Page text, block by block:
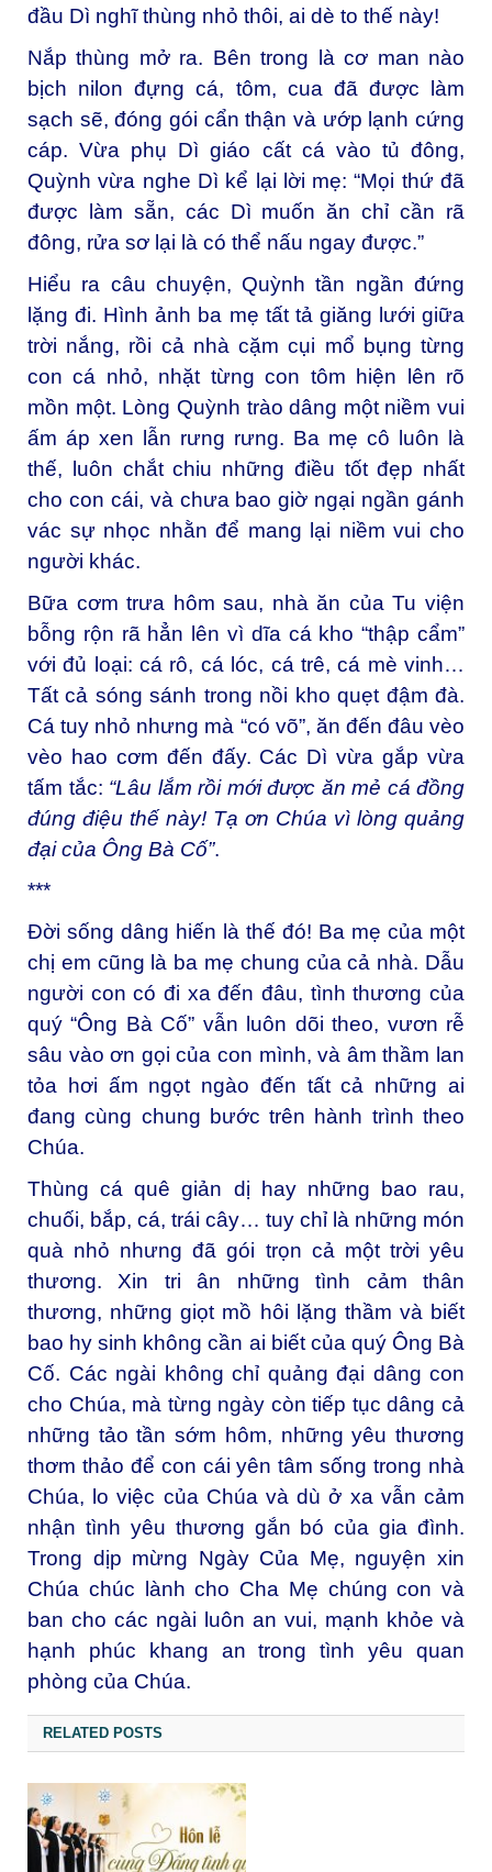
đầu Dì nghĩ thùng nhỏ thôi, ai dè to thế này!
Nắp thùng mở ra. Bên trong là cơ man nào
bịch nilon đựng cá, tôm, cua đã được làm
sạch sẽ, đóng gói cẩn thận và ướp lạnh cứng
cáp. Vừa phụ Dì giáo cất cá vào tủ đông,
Quỳnh vừa nghe Dì kể lại lời mẹ: “Mọi thứ đã
được làm sẵn, các Dì muốn ăn chỉ cần rã
đông, rửa sơ lại là có thể nấu ngay được.”
Hiểu ra câu chuyện, Quỳnh tần ngần đứng
lặng đi. Hình ảnh ba mẹ tất tả giăng lưới giữa
trời nắng, rồi cả nhà cặm cụi mổ bụng từng
con cá nhỏ, nhặt từng con tôm hiện lên rõ
mồn một. Lòng Quỳnh trào dâng một niềm vui
ấm áp xen lẫn rưng rưng. Ba mẹ cô luôn là
thế, luôn chắt chiu những điều tốt đẹp nhất
cho con cái, và chưa bao giờ ngại ngần gánh
vác sự nhọc nhằn để mang lại niềm vui cho
người khác.
Bữa cơm trưa hôm sau, nhà ăn của Tu viện
bỗng rộn rã hẳn lên vì dĩa cá kho “thập cẩm”
với đủ loại: cá rô, cá lóc, cá trê, cá mè vinh…
Tất cả sóng sánh trong nồi kho quẹt đậm đà.
Cá tuy nhỏ nhưng mà “có võ”, ăn đến đâu vèo
vèo hao cơm đến đấy. Các Dì vừa gắp vừa
tấm tắc: “Lâu lắm rồi mới được ăn mẻ cá đồng
đúng điệu thế này! Tạ ơn Chúa vì lòng quảng
đại của Ông Bà Cố”.
***
Đời sống dâng hiến là thế đó! Ba mẹ của một
chị em cũng là ba mẹ chung của cả nhà. Dẫu
người con có đi xa đến đâu, tình thương của
quý “Ông Bà Cố” vẫn luôn dõi theo, vươn rễ
sâu vào ơn gọi của con mình, và âm thầm lan
tỏa hơi ấm ngọt ngào đến tất cả những ai
đang cùng chung bước trên hành trình theo
Chúa.
Thùng cá quê giản dị hay những bao rau,
chuối, bắp, cá, trái cây… tuy chỉ là những món
quà nhỏ nhưng đã gói trọn cả một trời yêu
thương. Xin tri ân những tình cảm thân
thương, những giọt mồ hôi lặng thầm và biết
bao hy sinh không cần ai biết của quý Ông Bà
Cố. Các ngài không chỉ quảng đại dâng con
cho Chúa, mà từng ngày còn tiếp tục dâng cả
những tảo tần sớm hôm, những yêu thương
thơm thảo để con cái yên tâm sống trong nhà
Chúa, lo việc của Chúa và dù ở xa vẫn cảm
nhận tình yêu thương gắn bó của gia đình.
Trong dịp mừng Ngày Của Mẹ, nguyện xin
Chúa chúc lành cho Cha Mẹ chúng con và
ban cho các ngài luôn an vui, mạnh khỏe và
hạnh phúc khang an trong tình yêu quan
phòng của Chúa.
RELATED POSTS